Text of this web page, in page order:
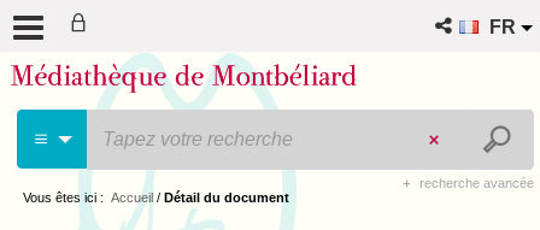
FR
recherche avancée
Vous êtes ici : Accueil / Détail du document